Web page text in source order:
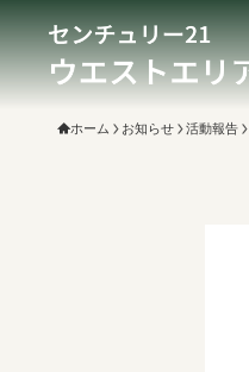
ホーム お知らせ 活動報告